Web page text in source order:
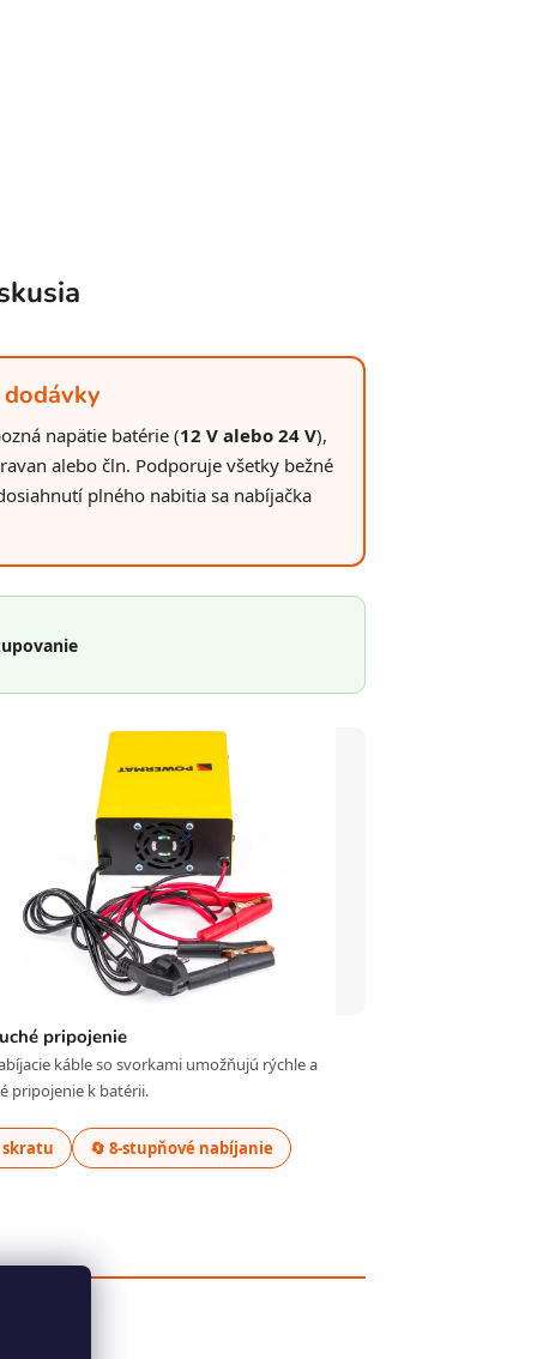
napätie batérie (12 V alebo 24 V),
alebo čln. Podporuje všetky bežné
plného nabitia sa nabíjačka
pripojenie
káble so svorkami umožňujú rýchle a
pripojenie k batérii.
🔄 8-stupňové nabíjanie